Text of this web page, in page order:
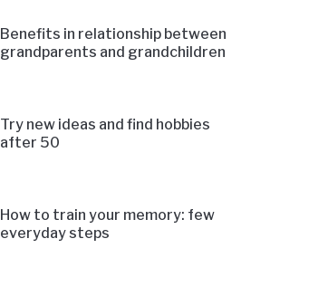
Benefits in relationship between
grandparents and grandchildren
Try new ideas and find hobbies
after 50
How to train your memory: few
everyday steps